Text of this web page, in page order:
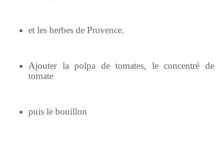
et les herbes de Provence.
Ajouter la polpa de tomates, le concentré de
tomate
puis le bouillon